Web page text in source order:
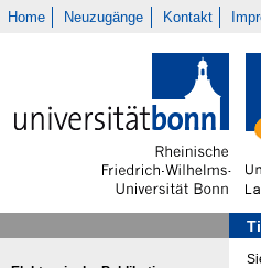
Home Neuzugänge Kontakt